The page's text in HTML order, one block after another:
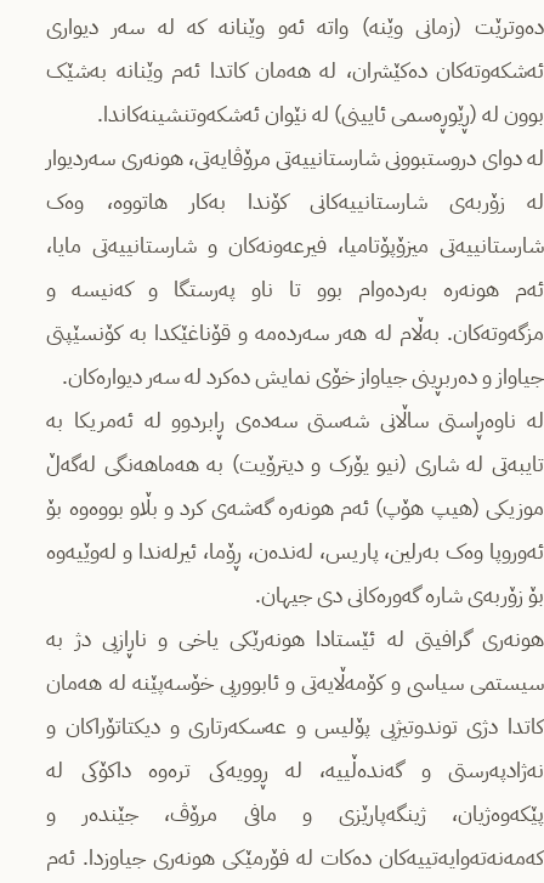
دەوترێت (زمانی وێنە) واتە ئەو وێنانە کە لە سەر دیواری
ئەشکەوتەکان دەکێشران، لە هەمان کاتدا ئەم وێنانە بەشێک
بوون لە (ڕێوڕەسمی ئایینی) لە نێوان ئەشکەوتنشینەکاندا.
لە دوای دروستبوونی شارستانییەتی مرۆڤایەتی، هونەری سەردیوار
لە زۆربەی شارستانییەکانی کۆندا بەکار هاتووە، وەک
شارستانییەتی میزۆپۆتامیا، فیرعەونەکان و شارستانییەتی مایا،
ئەم هونەرە بەردەوام بوو تا ناو پەرستگا و کەنیسە و
مزگەوتەکان. بەڵام لە هەر سەردەمە و قۆناغێکدا بە کۆنسێپتی
جیاواز و دەربڕینی جیاواز خۆی نمایش دەکرد لە سەر دیوارەکان.
لە ناوەڕاستی ساڵانی شەستی سەدەی ڕابردوو لە ئەمریکا بە
تایبەتی لە شاری (نیو یۆرک و دیترۆیت) بە هەماهەنگی لەگەڵ
موزیکی (هیپ هۆپ) ئەم هونەرە گەشەی کرد و بڵاو بووەوە بۆ
ئەوروپا وەک بەرلین، پاریس، لەندەن، ڕۆما، ئیرلەندا و لەوێیەوە
بۆ زۆربەی شارە گەورەکانی دی جیهان.
هونەری گرافیتی لە ئێستادا هونەرێکی یاخی و ناڕازیی دژ بە
سیستمی سیاسی و کۆمەڵایەتی و ئابووریی خۆسەپێنە لە هەمان
کاتدا دژی توندوتیژیی پۆلیس و عەسکەرتاری و دیکتاتۆراکان و
نەژادپەرستی و گەندەڵییە، لە ڕوویەکی ترەوە داکۆکی لە
پێکەوەژیان، ژینگەپارێزی و مافی مرۆڤ، جێندەر و
کەمەنەتەوایەتییەکان دەکات لە فۆرمێکی هونەری جیاوزدا. ئەم